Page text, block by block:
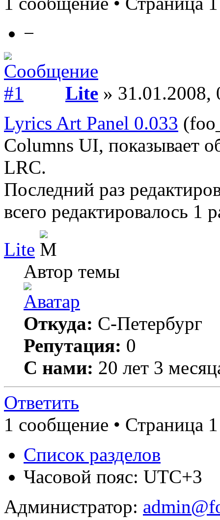
−
Lite » 31.01.2008,
Lyrics Art Panel 0.033
Columns UI, показывает
LRC.
Последний раз
всего редактировалось 1
Lite
Автор темы
Откуда: С-Петербург
Репутация: 0
С нами: 20 лет 3
Ответить
1 сообщение • Страница
Список разделов
Часовой пояс: UTC+3
Администратор: